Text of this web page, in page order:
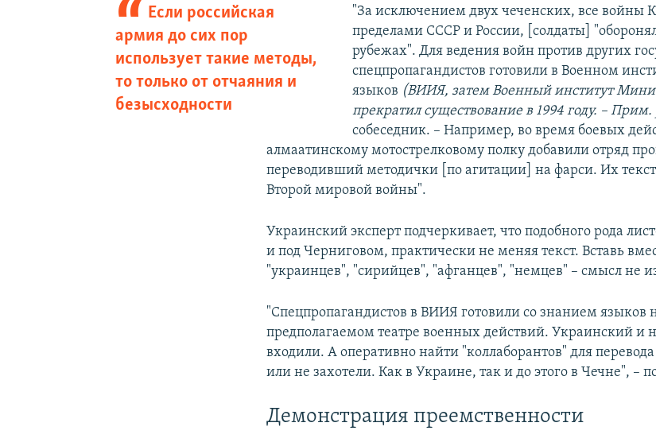
Если российская
армия до сих пор
использует такие методы,
то только от отчаяния и
безысходности
"За исключением двух чеченских, все войны
пределами СССР и России, [солдаты]
рубежах". Для ведения войн против других
спецпропагандистов готовили в Военном
языков (ВИИЯ, затем Военный институт
прекратил существование в 1994 году. – Прим.
собеседник. – Например, во время боевых
алмаатинскому мотострелковому полку добавили отряд
переводивший методички [по агитации] на фарси. Их
Второй мировой войны".
Украинский эксперт подчеркивает, что подобного рода
и под Черниговом, практически не меняя текст. Вставь
"украинцев", "сирийцев", "афганцев", "немцев" – смысл не
"Спецпропагандистов в ВИИЯ готовили со знанием языков
предполагаемом театре военных действий. Украинский и
входили. А оперативно найти "коллаборантов" для
или не захотели. Как в Украине, так и до этого в Чечне", –
Демонстрация преемственности